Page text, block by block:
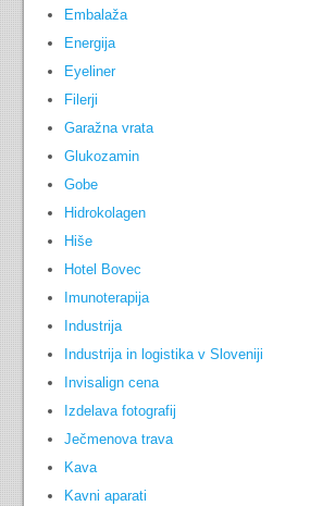
Embalaža
Energija
Eyeliner
Filerji
Garažna vrata
Glukozamin
Gobe
Hidrokolagen
Hiše
Hotel Bovec
Imunoterapija
Industrija
Industrija in logistika v Sloveniji
Invisalign cena
Izdelava fotografij
Ječmenova trava
Kava
Kavni aparati